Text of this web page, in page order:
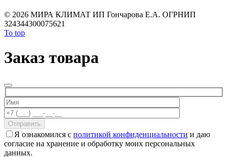
© 2026 МИРА КЛИМАТ ИП Гончарова Е.А. ОГРНИП
324344300075621
To top
Заказ товара
Отправить
Я ознакомился с политикой конфиденциальности и даю
согласие на хранение и обработку моих персональных
данных.